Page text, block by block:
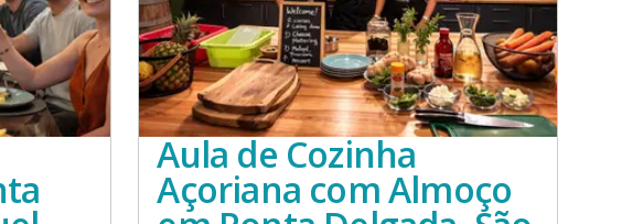
Aula de Cozinha
Açoriana com Almoço